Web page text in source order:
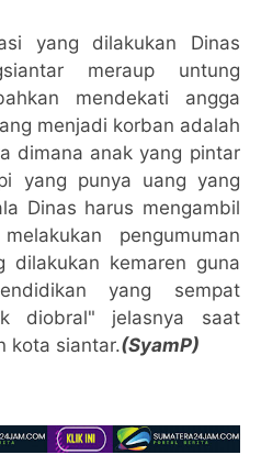
yang dilakukan Dinas
meraup untung
mendekati angga
menjadi korban adalah
dimana anak yang pintar
yang punya uang yang
Dinas harus mengambil
pengumuman
dilakukan kemaren guna
yang sempat
diobral" jelasnya saat
kota siantar.(SyamP)